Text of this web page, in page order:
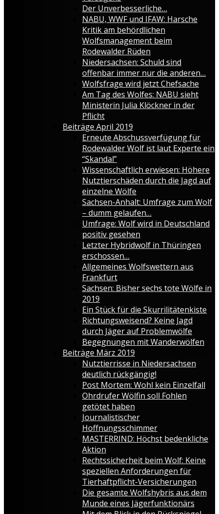
Der Unverbesserliche…
NABU, WWF und IFAW: Harsche
Kritik am behördlichen
Wolfsmanagement beim
Rodewalder Rüden
Niedersachsen: Schuld sind
offenbar immer nur die anderen…
Wolfsfrage wird jetzt Chefsache
Am Tag des Wolfes: NABU sieht
Ministerin Julia Klöckner in der
Pflicht
Beiträge April 2019
Erneute Abschussverfügung für
Rodewalder Wolf ist laut Experte ein
“Skandal”
Wissenschaftlich erwiesen: Höhere
Nutztierschäden durch die Jagd auf
einzelne Wölfe
Sachsen-Anhalt: Umfrage zum Wolf
– dumm gelaufen…
Umfrage: Wolf wird in Deutschland
positiv gesehen
Letzter Hybridwolf in Thüringen
erschossen…
Allgemeines Wolfswettern aus
Frankfurt
Sachsen: Bisher sechs tote Wölfe in
2019
Ein Stück für die Skurrilitätenkiste
Richtungsweisend? Keine Jagd
durch Jäger auf Problemwölfe
Begegnungen mit Wanderwölfen
Beiträge März 2019
Nutztierrisse in Niedersachsen
deutlich rückgängig!
Post Mortem: Wohl kein Einzelfall
Ohrdrufer Wölfin soll Fohlen
getötet haben
Journalistischer
Hoffnungsschimmer
MASTERRIND: Höchst bedenkliche
Aktion
Rechtssicherheit beim Wolf: Keine
speziellen Anforderungen für
Tierhaftpflicht-Versicherungen
Die gesamte Wolfshybris aus dem
Munde eines Jägerfunktionärs